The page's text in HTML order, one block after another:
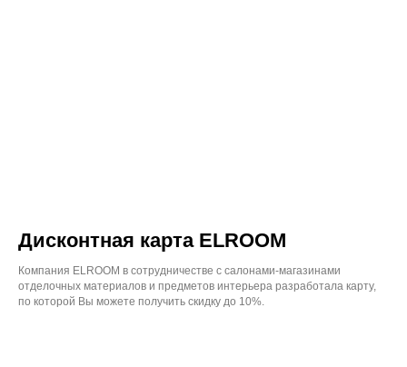
Дисконтная карта ELROOM
Компания ELROOM в сотрудничестве с салонами-магазинами
отделочных материалов и предметов интерьера разработала карту,
по которой Вы можете получить скидку до 10%.